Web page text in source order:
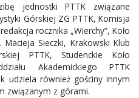
jednostki PTTK związane
Górskiej ZG PTTK, Komisja
rocznika „Wierchy”, Koło
Sieczki, Krakowski Klub
PTTK, Studenckie Koło
Akademickiego PTTK
udziela również gościny innym
związanym z górami.